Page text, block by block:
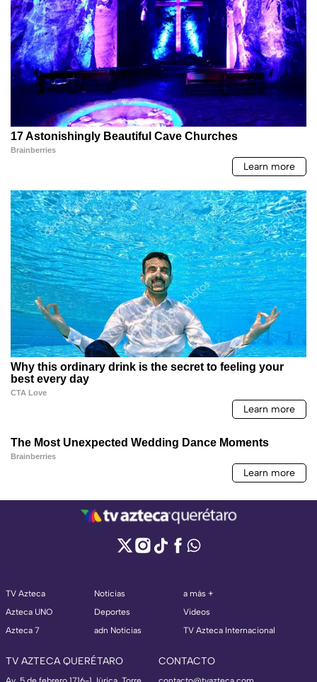
TV Azteca
Azteca UNO
Azteca 7
Noticias
Deportes
adn Noticias
a más +
Videos
TV Azteca Internacional
TV AZTECA QUERÉTARO CONTACTO